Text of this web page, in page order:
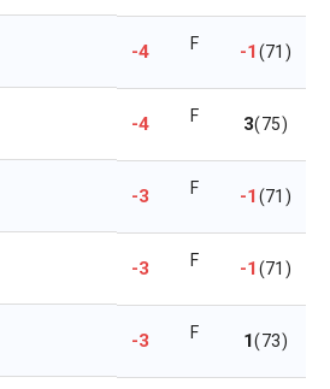
-4 F -1(71)
-4 F 3(75)
-3 F -1(71)
-3 F -1(71)
-3 F 1(73)